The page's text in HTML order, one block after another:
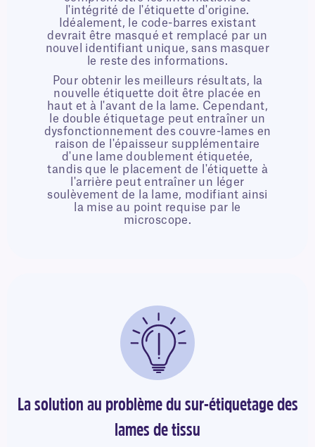
l'intégrité de l'étiquette d'origine.
Idéalement, le code-barres existant
devrait être masqué et remplacé par un
nouvel identifiant unique, sans masquer
le reste des informations.
Pour obtenir les meilleurs résultats, la
nouvelle étiquette doit être placée en
haut et à l'avant de la lame. Cependant,
le double étiquetage peut entraîner un
dysfonctionnement des couvre-lames en
raison de l'épaisseur supplémentaire
d'une lame doublement étiquetée,
tandis que le placement de l'étiquette à
l'arrière peut entraîner un léger
soulèvement de la lame, modifiant ainsi
la mise au point requise par le
microscope.
La solution au problème du sur-étiquetage des
lames de tissu